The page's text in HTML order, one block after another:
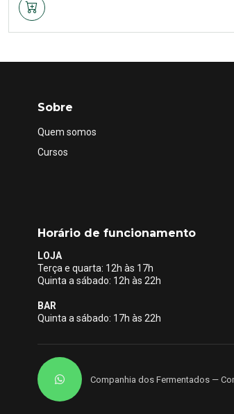
Sobre
Quem somos
Cursos
Horário de funcionamento
LOJA
Terça e quarta: 12h às 17h
Quinta a sábado: 12h às 22h
BAR
Quinta a sábado: 17h às 22h
Companhia dos Fermentados —